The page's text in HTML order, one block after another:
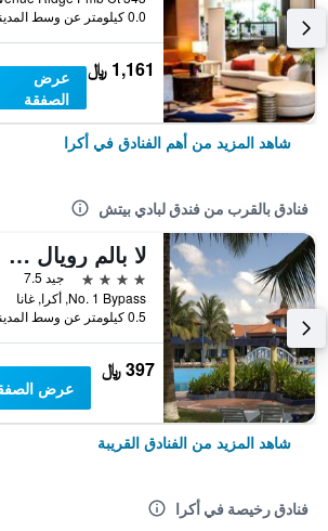
0.0 كيلومتر عن وسط المدينة
1,161 ﷼
عرض
الصفقة
شاهد المزيد من أهم الفنادق في أكرا
فنادق بالقرب من فندق لبادي بيتش
لا بالم رويال بيتش هوتل
4 نجوم
جيد 7.5
No. 1 Bypass, أكرا, غانا
0.5 كيلومتر عن وسط المدينة
397 ﷼
عرض
شاهد المزيد من الفنادق القريبة
فنادق رخيصة في أكرا